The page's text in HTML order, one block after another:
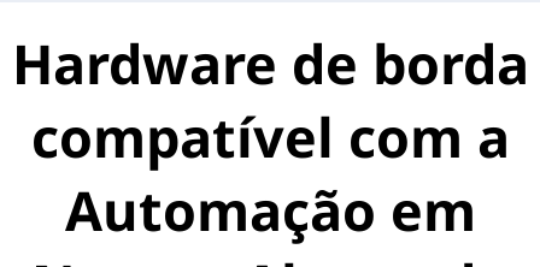
Hardware de borda
compatível com a
Automação em